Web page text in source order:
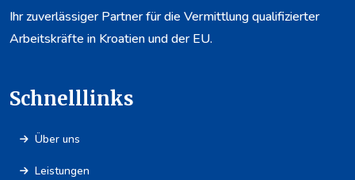
Ihr zuverlässiger Partner für die Vermittlung qualifizierter
Arbeitskräfte in Kroatien und der EU.
Schnelllinks
Über uns
Leistungen